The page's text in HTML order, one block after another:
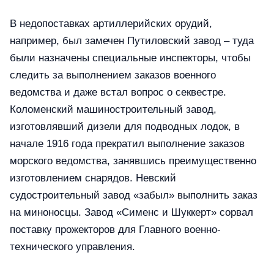
В недопоставках артиллерийских орудий,
например, был замечен Путиловский завод – туда
были назначены специальные инспекторы, чтобы
следить за выполнением заказов военного
ведомства и даже встал вопрос о секвестре.
Коломенский машиностроительный завод,
изготовлявший дизели для подводных лодок, в
начале 1916 года прекратил выполнение заказов
морского ведомства, занявшись преимущественно
изготовлением снарядов. Невский
судостроительный завод «забыл» выполнить заказ
на миноносцы. Завод «Сименс и Шуккерт» сорвал
поставку прожекторов для Главного военно-
технического управления.